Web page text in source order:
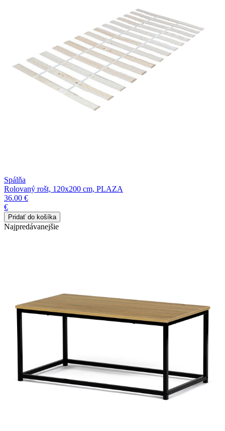
Spálňa
Rolovaný rošt, 120x200 cm, PLAZA
36.00 €
€
Najpredávanejšie